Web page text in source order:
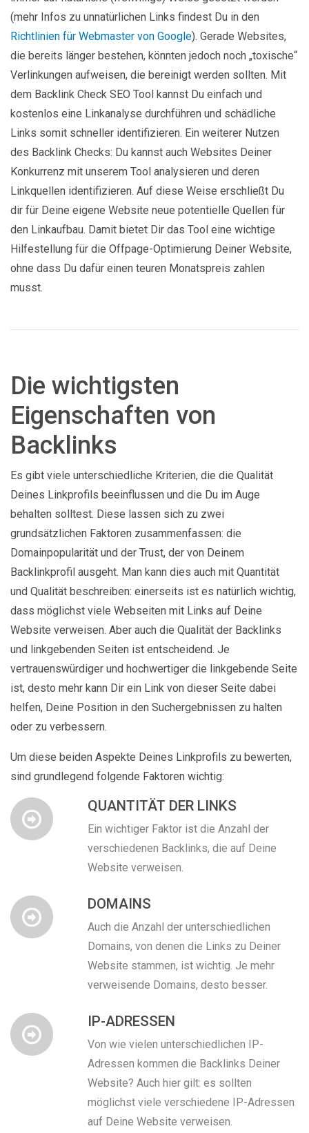
(mehr Infos zu unnatürlichen Links findest Du in den
Richtlinien für Webmaster von Google). Gerade Websites,
die bereits länger bestehen, könnten jedoch noch „toxische“
Verlinkungen aufweisen, die bereinigt werden sollten. Mit
dem Backlink Check SEO Tool kannst Du einfach und
kostenlos eine Linkanalyse durchführen und schädliche
Links somit schneller identifizieren. Ein weiterer Nutzen
des Backlink Checks: Du kannst auch Websites Deiner
Konkurrenz mit unserem Tool analysieren und deren
Linkquellen identifizieren. Auf diese Weise erschließt Du
dir für Deine eigene Website neue potentielle Quellen für
den Linkaufbau. Damit bietet Dir das Tool eine wichtige
Hilfestellung für die Offpage-Optimierung Deiner Website,
ohne dass Du dafür einen teuren Monatspreis zahlen
musst.
Die wichtigsten
Eigenschaften von
Backlinks
Es gibt viele unterschiedliche Kriterien, die die Qualität
Deines Linkprofils beeinflussen und die Du im Auge
behalten solltest. Diese lassen sich zu zwei
grundsätzlichen Faktoren zusammenfassen: die
Domainpopularität und der Trust, der von Deinem
Backlinkprofil ausgeht. Man kann dies auch mit Quantität
und Qualität beschreiben: einerseits ist es natürlich wichtig,
dass möglichst viele Webseiten mit Links auf Deine
Website verweisen. Aber auch die Qualität der Backlinks
und linkgebenden Seiten ist entscheidend. Je
vertrauenswürdiger und hochwertiger die linkgebende Seite
ist, desto mehr kann Dir ein Link von dieser Seite dabei
helfen, Deine Position in den Suchergebnissen zu halten
oder zu verbessern.
Um diese beiden Aspekte Deines Linkprofils zu bewerten,
sind grundlegend folgende Faktoren wichtig:
QUANTITÄT DER LINKS
Ein wichtiger Faktor ist die Anzahl der
verschiedenen Backlinks, die auf Deine
Website verweisen.
DOMAINS
Auch die Anzahl der unterschiedlichen
Domains, von denen die Links zu Deiner
Website stammen, ist wichtig. Je mehr
verweisende Domains, desto besser.
IP-ADRESSEN
Von wie vielen unterschiedlichen IP-
Adressen kommen die Backlinks Deiner
Website? Auch hier gilt: es sollten
möglichst viele verschiedene IP-Adressen
auf Deine Website verweisen.